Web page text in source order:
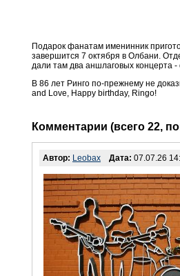
Подарок фанатам именинник
завершится 7 октября в Олбани.
дали там два аншлаговых концерта
В 86 лет Ринго по-прежнему не
and Love, Happy birthday, Ringo!
Комментарии (всего 22,
Автор: Leobax Дата: 07.07.26